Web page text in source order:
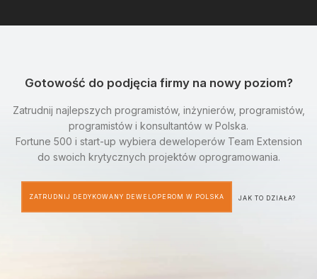
Gotowość do podjęcia firmy na nowy poziom?
Zatrudnij najlepszych programistów, inżynierów, programistów,
programistów i konsultantów w Polska.
Fortune 500 i start-up wybiera deweloperów Team Extension
do swoich krytycznych projektów oprogramowania.
ZATRUDNIJ DEDYKOWANY DEWELOPEROM W POLSKA JAK TO DZIAŁA?